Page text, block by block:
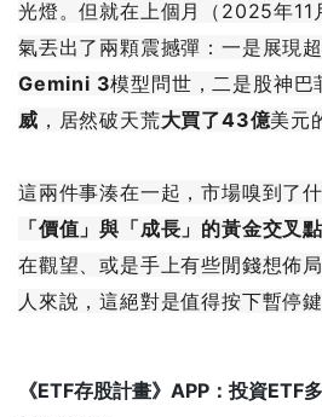
光燈。但就在上個月（2025年11
氣丟出了兩顆震撼彈：一是展現
Gemini 3模型問世，二是股神巴
威 ，居然破天荒大買了43億美元
這兩件事湊在一起，市場嗅到了
「價值」與「成長」的黃金交叉
在觀望、或是手上有些閒錢想佈
人來說，這絕對是值得按下暫停
《ETF存股計畫》APP：投資ETF